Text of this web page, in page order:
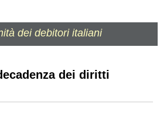
dei debitori italiani
dei diritti